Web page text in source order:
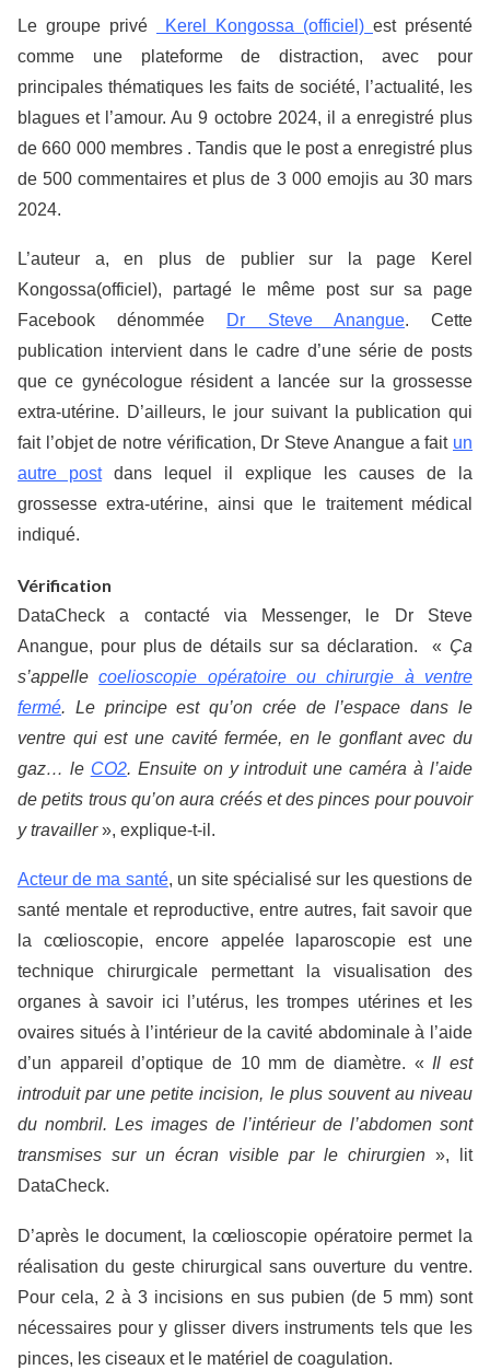
Le groupe privé Kerel Kongossa (officiel) est présenté
comme une plateforme de distraction, avec pour
principales thématiques les faits de société, l’actualité, les
blagues et l’amour. Au 9 octobre 2024, il a enregistré plus
de 660 000 membres . Tandis que le post a enregistré plus
de 500 commentaires et plus de 3 000 emojis au 30 mars
2024.
L’auteur a, en plus de publier sur la page Kerel
Kongossa(officiel), partagé le même post sur sa page
Facebook dénommée Dr Steve Anangue. Cette
publication intervient dans le cadre d’une série de posts
que ce gynécologue résident a lancée sur la grossesse
extra-utérine. D’ailleurs, le jour suivant la publication qui
fait l’objet de notre vérification, Dr Steve Anangue a fait un
autre postdans lequel il explique les causes de la
grossesse extra-utérine, ainsi que le traitement médical
indiqué.
Vérification
DataCheck a contacté via Messenger, le Dr Steve
Anangue, pour plus de détails sur sa déclaration. « Ça
s’appellecoelioscopie opératoire ou chirurgie à ventre
fermé. Le principe est qu’on crée de l’espace dans le
ventre qui est une cavité fermée, en le gonflant avec du
gaz… le CO2. Ensuite on y introduit une caméra à l’aide
de petits trous qu’on aura créés et des pinces pour pouvoir
y travailler», explique-t-il.
Acteur de ma santé, un site spécialisé sur les questions de
santé mentale et reproductive, entre autres, fait savoir que
la cœlioscopie, encore appelée laparoscopie est une
technique chirurgicale permettant la visualisation des
organes à savoir ici l’utérus, les trompes utérines et les
ovaires situés à l’intérieur de la cavité abdominale à l’aide
d’un appareil d’optique de 10 mm de diamètre. « Il est
introduit par une petite incision, le plus souvent au niveau
du nombril. Les images de l’intérieur de l’abdomen sont
transmises sur un écran visible par le chirurgien », lit
DataCheck.
D’après le document, la cœlioscopie opératoire permet la
réalisation du geste chirurgical sans ouverture du ventre.
Pour cela, 2 à 3 incisions en sus pubien (de 5 mm) sont
nécessaires pour y glisser divers instruments tels que les
pinces, les ciseaux et le matériel de coagulation.